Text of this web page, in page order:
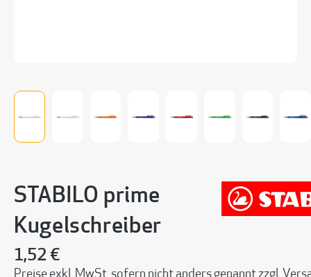
STABILO prime
Kugelschreiber
1,52 €
Preise exkl. MwSt, sofern nicht anders genannt zzgl.